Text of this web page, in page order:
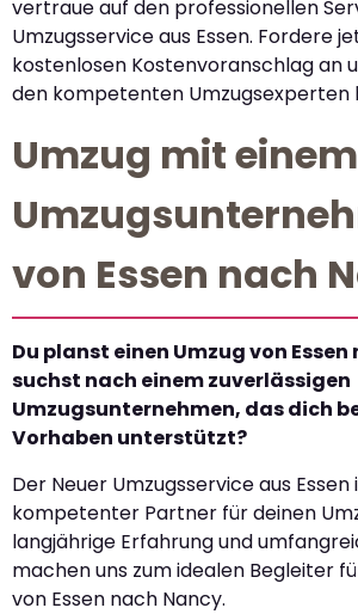
vertraue auf den professionellen
Umzugsservice aus Essen. Fordere
kostenlosen Kostenvoranschlag an
den kompetenten Umzugsexperten
Umzug mit einem
von Essen nach
Du planst einen Umzug von
suchst nach einem zuverlässigen
Umzugsunternehmen, das dich
Vorhaben unterstützt?
Der Neuer Umzugsservice aus Essen
kompetenter Partner für deinen
langjährige Erfahrung und
machen uns zum idealen Begleiter
von Essen nach Nancy.